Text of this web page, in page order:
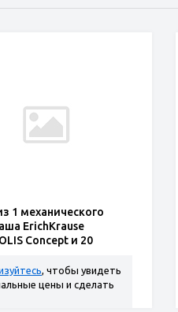
по дате
по популярности
сначала дешёвые
сначала дорогие
1 механического
ErichKrause
Concept и 20
, чтобы увидеть
цены и сделать